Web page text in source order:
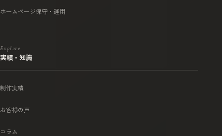
ホームページ保守・運用
Explore
実績・知識
制作実績
お客様の声
コラム